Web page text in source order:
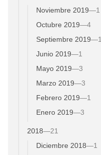
Noviembre 2019—1
Octubre 2019—4
Septiembre 2019—1
Junio 2019—1
Mayo 2019—3
Marzo 2019—3
Febrero 2019—1
Enero 2019—3
2018—21
Diciembre 2018—1